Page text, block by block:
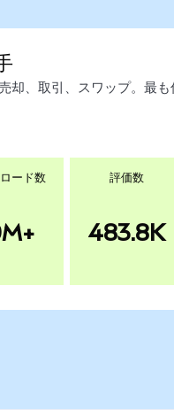
却、取引、スワップ。最も
ード数 評価数
483.8K